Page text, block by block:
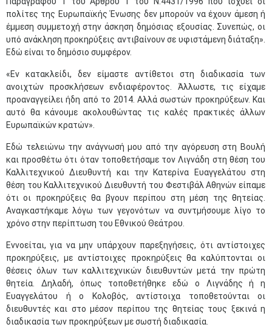
πολίτες της Ευρωπαϊκής Ένωσης δεν μπορούν να έχουν άμεση ή
έμμεση συμμετοχή στην άσκηση δημόσιας εξουσίας. Συνεπώς, οι
υπό ανάκληση προκηρύξεις αντιβαίνουν σε υφιστάμενη διάταξη».
Εδώ είναι το δημόσιο συμφέρον.
«Εν κατακλείδι, δεν είμαστε αντίθετοι στη διαδικασία των
ανοιχτών προσκλήσεων ενδιαφέροντος. Άλλωστε, τις είχαμε
προαναγγείλει ήδη από το 2014. Αλλά σωστών προκηρύξεων. Και
αυτό θα κάνουμε ακολουθώντας τις καλές πρακτικές άλλων
Ευρωπαϊκών κρατών».
Εδώ τελειώνω την ανάγνωσή μου από την αγόρευση στη Βουλή
και προσθέτω ότι όταν τοποθετήσαμε τον Λιγνάδη στη θέση του
Καλλιτεχνικού Διευθυντή και την Κατερίνα Ευαγγελάτου στη
θέση του Καλλιτεχνικού Διευθυντή του Φεστιβάλ Αθηνών είπαμε
ότι οι προκηρύξεις θα βγουν περίπου στη μέση της θητείας.
Αναγκαστήκαμε λόγω των γεγονότων να συντμήσουμε λίγο το
χρόνο στην περίπτωση του Εθνικού Θεάτρου.
Εννοείται, για να μην υπάρχουν παρεξηγήσεις, ότι αντίστοιχες
προκηρύξεις, με αντίστοιχες προκηρύξεις θα καλύπτονται οι
θέσεις όλων των καλλιτεχνικών διευθυντών μετά την πρώτη
θητεία. Δηλαδή, όπως τοποθετήθηκε εδώ ο Λιγνάδης ή η
Ευαγγελάτου ή ο Κολοβός, αντίστοιχα τοποθετούνται οι
διευθυντές και στο μέσον περίπου της θητείας τους ξεκινά η
διαδικασία των προκηρύξεων με σωστή διαδικασία.